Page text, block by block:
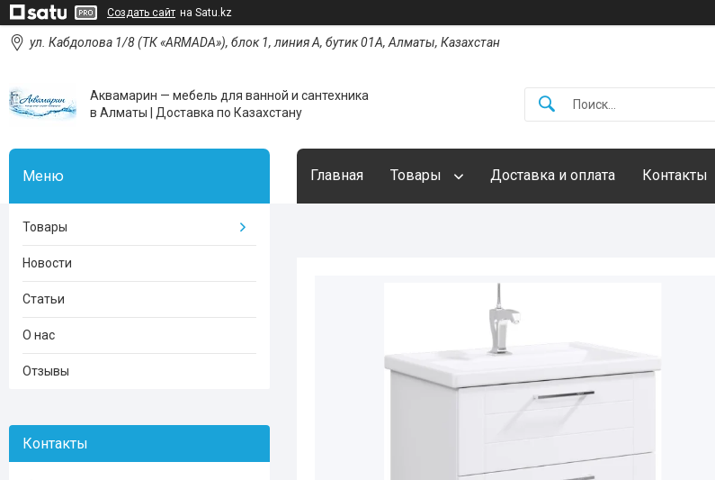
Создать сайт на Satu.kz
ул. Кабдолова 1/8 (ТК «ARMADA»), блок 1, линия А, бутик 01А, Алматы, Казахстан
Аквамарин — мебель для ванной и сантехника
в Алматы | Доставка по Казахстану
Главная Товары Доставка и оплата Контакты
Товары
Новости
Статьи
О нас
Отзывы